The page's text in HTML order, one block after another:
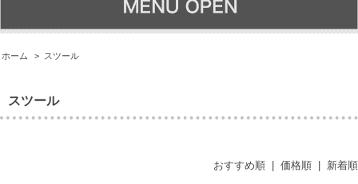
ホーム > スツール
スツール
おすすめ順 価格順 新着順